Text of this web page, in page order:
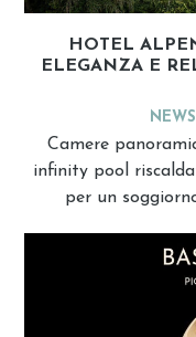
HOTEL
ELEGANZA E
NEWS
Camere
infinity pool
per un